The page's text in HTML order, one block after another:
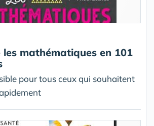
les mathématiques en 101
pour tous ceux qui souhaitent